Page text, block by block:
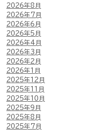
2026年8月
2026年7月
2026年6月
2026年5月
2026年4月
2026年3月
2026年2月
2026年1月
2025年12月
2025年11月
2025年10月
2025年9月
2025年8月
2025年7月